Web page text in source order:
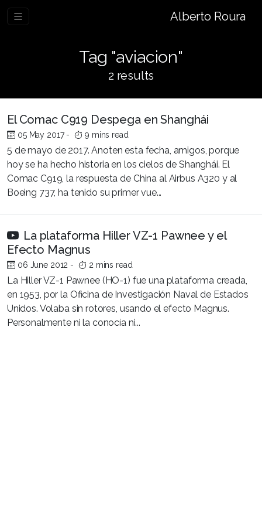
Alberto Roura
Tag "aviacion"
2 results
El Comac C919 Despega en Shanghái
05 May 2017 - 9 mins read
5 de mayo de 2017. Anoten esta fecha, amigos, porque
hoy se ha hecho historia en los cielos de Shanghái. El
Comac C919, la respuesta de China al Airbus A320 y al
Boeing 737, ha tenido su primer vue...
La plataforma Hiller VZ-1 Pawnee y el
Efecto Magnus
06 June 2012 - 2 mins read
La Hiller VZ-1 Pawnee (HO-1) fue una plataforma creada,
en 1953, por la Oficina de Investigación Naval de Estados
Unidos. Volaba sin rotores, usando el efecto Magnus.
Personalmente ni la conocía ni...